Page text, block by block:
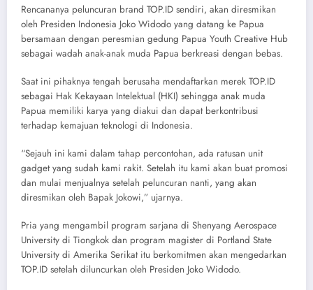
Rencananya peluncuran brand TOP.ID sendiri, akan diresmikan
oleh Presiden Indonesia Joko Widodo yang datang ke Papua
bersamaan dengan peresmian gedung Papua Youth Creative Hub
sebagai wadah anak-anak muda Papua berkreasi dengan bebas.
Saat ini pihaknya tengah berusaha mendaftarkan merek TOP.ID
sebagai Hak Kekayaan Intelektual (HKI) sehingga anak muda
Papua memiliki karya yang diakui dan dapat berkontribusi
terhadap kemajuan teknologi di Indonesia.
“Sejauh ini kami dalam tahap percontohan, ada ratusan unit
gadget yang sudah kami rakit. Setelah itu kami akan buat promosi
dan mulai menjualnya setelah peluncuran nanti, yang akan
diresmikan oleh Bapak Jokowi,” ujarnya.
Pria yang mengambil program sarjana di Shenyang Aerospace
University di Tiongkok dan program magister di Portland State
University di Amerika Serikat itu berkomitmen akan mengedarkan
TOP.ID setelah diluncurkan oleh Presiden Joko Widodo.